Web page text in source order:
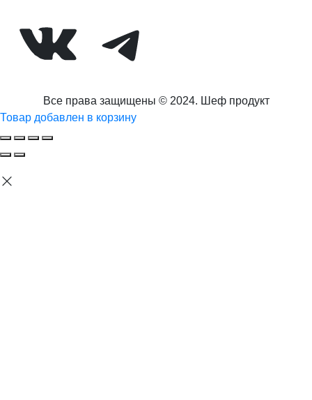
ВКонтактеTelegram
Все права защищены © 2024. Шеф продукт
Товар добавлен в корзину